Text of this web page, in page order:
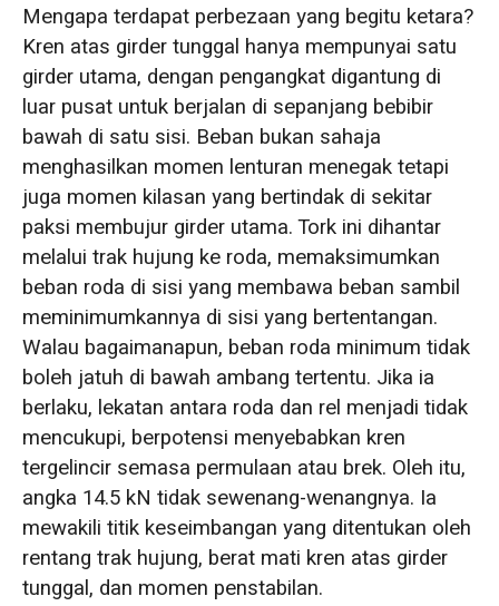
Mengapa terdapat perbezaan yang begitu ketara?
Kren atas girder tunggal hanya mempunyai satu
girder utama, dengan pengangkat digantung di
luar pusat untuk berjalan di sepanjang bebibir
bawah di satu sisi. Beban bukan sahaja
menghasilkan momen lenturan menegak tetapi
juga momen kilasan yang bertindak di sekitar
paksi membujur girder utama. Tork ini dihantar
melalui trak hujung ke roda, memaksimumkan
beban roda di sisi yang membawa beban sambil
meminimumkannya di sisi yang bertentangan.
Walau bagaimanapun, beban roda minimum tidak
boleh jatuh di bawah ambang tertentu. Jika ia
berlaku, lekatan antara roda dan rel menjadi tidak
mencukupi, berpotensi menyebabkan kren
tergelincir semasa permulaan atau brek. Oleh itu,
angka 14.5 kN tidak sewenang-wenangnya. Ia
mewakili titik keseimbangan yang ditentukan oleh
rentang trak hujung, berat mati kren atas girder
tunggal, dan momen penstabilan.